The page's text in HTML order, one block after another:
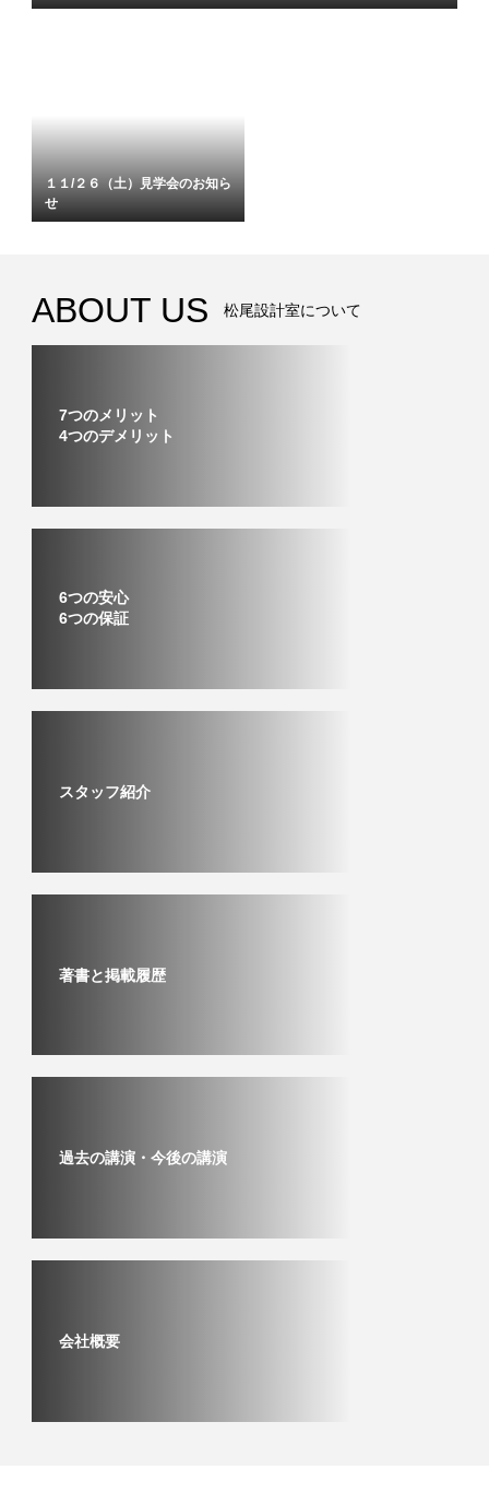
１１/２６（土）見学会のお知ら
せ
ABOUT US 松尾設計室について
7つのメリット
4つのデメリット
6つの安心
6つの保証
スタッフ紹介
著書と掲載履歴
過去の講演・今後の講演
会社概要